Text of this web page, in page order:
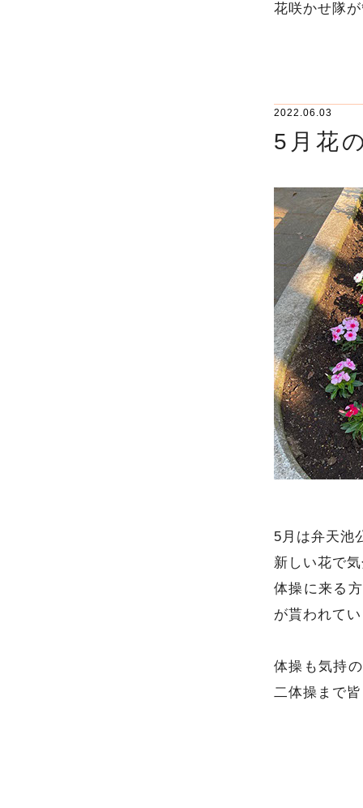
花咲かせ隊
2022.06.03
5月花
5月は弁天池
新しい花で
体操に来る
が貰われて
体操も気持
二体操まで